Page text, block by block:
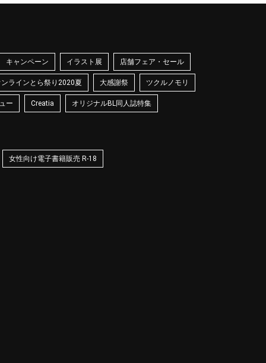
キャンペーン イラスト展 店舗フェア・セール
ラインとら祭り2020夏 大感謝祭 ツクルノモリ
ー Creatia オリジナルBL同人誌特集
女性向け電子書籍販売 R-18